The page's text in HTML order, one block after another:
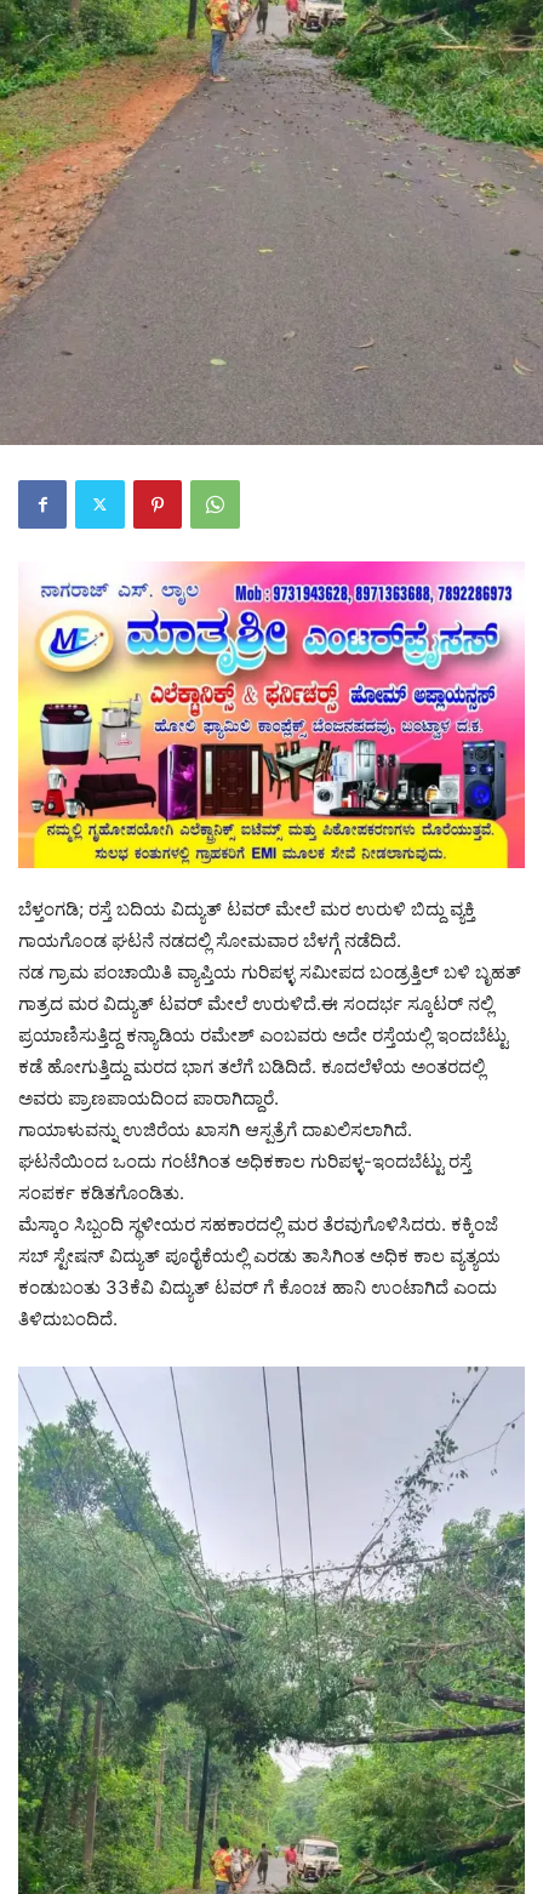
ಬೆಳ್ತಂಗಡಿ; ರಸ್ತೆ ಬದಿಯ ವಿದ್ಯುತ್ ಟವರ್ ಮೇಲೆ ಮರ ಉರುಳಿ ಬಿದ್ದು ವ್ಯಕ್ತಿ
ಗಾಯಗೊಂಡ ಘಟನೆ ನಡದಲ್ಲಿ ಸೋಮವಾರ ಬೆಳಗ್ಗೆ ನಡೆದಿದೆ.
ನಡ ಗ್ರಾಮ ಪಂಚಾಯಿತಿ ವ್ಯಾಪ್ತಿಯ ಗುರಿಪಳ್ಳ ಸಮೀಪದ ಬಂಡ್ರತ್ತಿಲ್ ಬಳಿ ಬೃಹತ್
ಗಾತ್ರದ ಮರ ವಿದ್ಯುತ್ ಟವರ್ ಮೇಲೆ ಉರುಳಿದೆ.ಈ ಸಂದರ್ಭ ಸ್ಕೂಟರ್ ನಲ್ಲಿ
ಪ್ರಯಾಣಿಸುತ್ತಿದ್ದ ಕನ್ಯಾಡಿಯ ರಮೇಶ್ ಎಂಬವರು ಅದೇ ರಸ್ತೆಯಲ್ಲಿ ಇಂದಬೆಟ್ಟು
ಕಡೆ ಹೋಗುತ್ತಿದ್ದು ಮರದ ಭಾಗ ತಲೆಗೆ ಬಡಿದಿದೆ. ಕೂದಲೆಳೆಯ ಅಂತರದಲ್ಲಿ
ಅವರು ಪ್ರಾಣಪಾಯದಿಂದ ಪಾರಾಗಿದ್ದಾರೆ.
ಗಾಯಾಳುವನ್ನು ಉಜಿರೆಯ ಖಾಸಗಿ ಆಸ್ಪತ್ರೆಗೆ ದಾಖಲಿಸಲಾಗಿದೆ.
ಘಟನೆಯಿಂದ ಒಂದು ಗಂಟೆಗಿಂತ ಅಧಿಕಕಾಲ ಗುರಿಪಳ್ಳ-ಇಂದಬೆಟ್ಟು ರಸ್ತೆ
ಸಂಪರ್ಕ ಕಡಿತಗೊಂಡಿತು.
ಮೆಸ್ಕಾಂ ಸಿಬ್ಬಂದಿ ಸ್ಥಳೀಯರ ಸಹಕಾರದಲ್ಲಿ ಮರ ತೆರವುಗೊಳಿಸಿದರು. ಕಕ್ಕಿಂಜೆ
ಸಬ್ ಸ್ಟೇಷನ್ ವಿದ್ಯುತ್ ಪೂರೈಕೆಯಲ್ಲಿ ಎರಡು ತಾಸಿಗಿಂತ ಅಧಿಕ ಕಾಲ ವ್ಯತ್ಯಯ
ಕಂಡುಬಂತು 33ಕೆವಿ ವಿದ್ಯುತ್ ಟವರ್ ಗೆ ಕೊಂಚ ಹಾನಿ ಉಂಟಾಗಿದೆ ಎಂದು
ತಿಳಿದುಬಂದಿದೆ.